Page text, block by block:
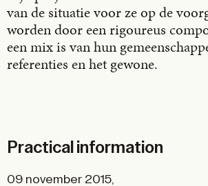
van de situatie voor ze op de
worden door een rigoureus
een mix is van hun
referenties en het gewone.
Practical information
09 november 2015,